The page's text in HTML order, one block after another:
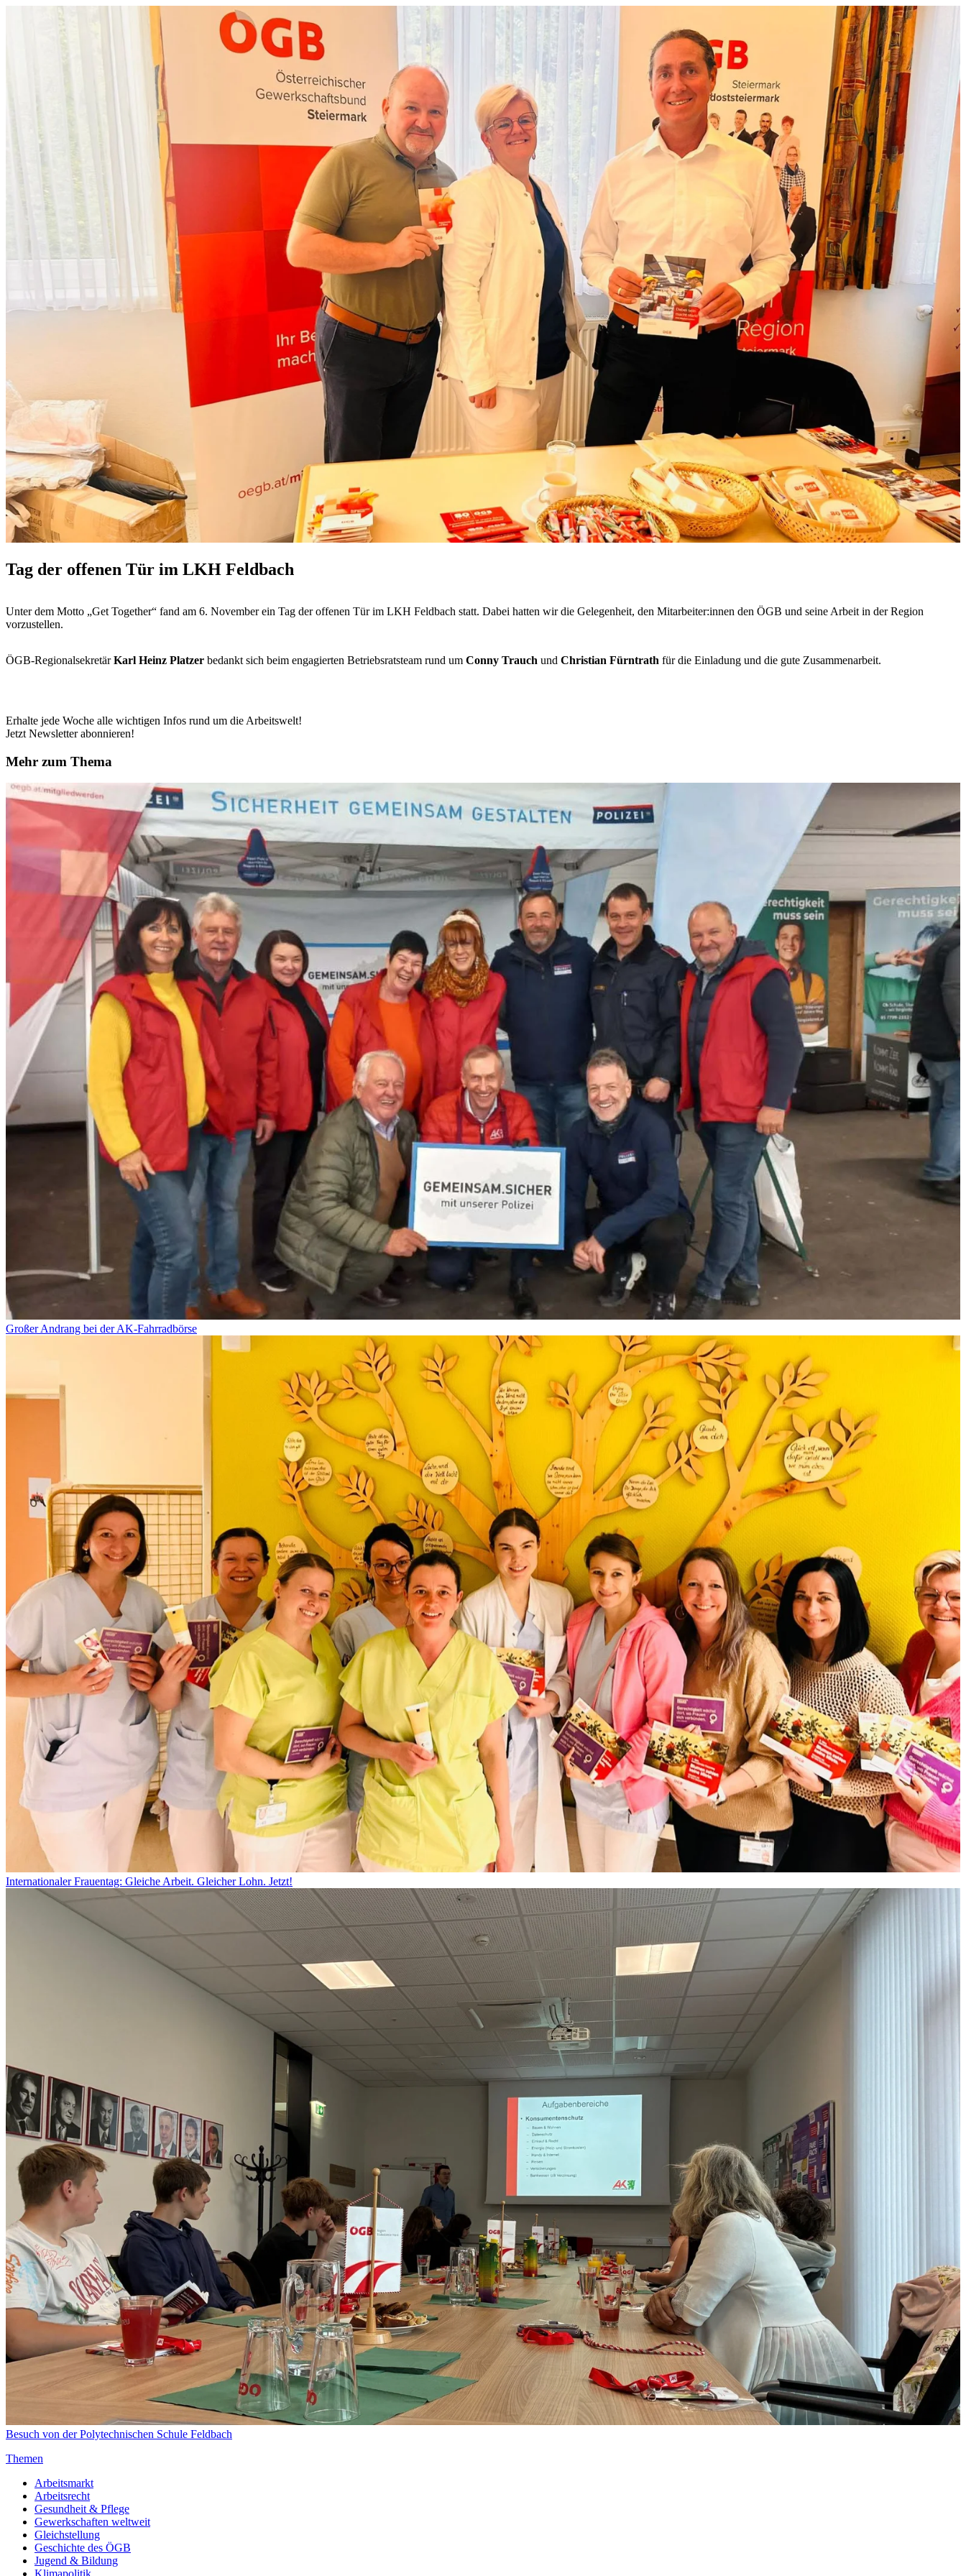
Tag der offenen Tür im LKH Feldbach
Unter dem Motto „Get Together“ fand am 6. November ein Tag der offenen Tür im LKH Feldbach statt. Dabei hatten wir die Gelegenheit, den Mitarbeiter:innen den ÖGB und seine Arbeit in der Region
vorzustellen.
ÖGB-RegionalsekretärKarl Heinz Platzer bedankt sich beim engagierten Betriebsratsteam rund um Conny Trauch und Christian Fürntrath für die Einladung und die gute Zusammenarbeit.
Erhalte jede Woche alle wichtigen Infos rund um die Arbeitswelt!
Jetzt Newsletter abonnieren!
Mehr zum Thema
Großer Andrang bei der AK-Fahrradbörse
Internationaler Frauentag: Gleiche Arbeit. Gleicher Lohn. Jetzt!
Besuch von der Polytechnischen Schule Feldbach
Themen
Arbeitsmarkt
Arbeitsrecht
Gesundheit & Pflege
Gewerkschaften weltweit
Gleichstellung
Geschichte des ÖGB
Jugend & Bildung